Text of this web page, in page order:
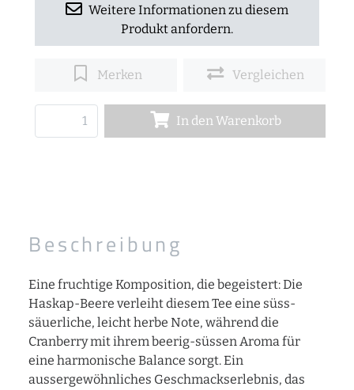
Weitere Informationen zu diesem
Produkt anfordern.
Merken Vergleichen
In den Warenkorb
Beschreibung
Eine fruchtige Komposition, die begeistert: Die
Haskap-Beere verleiht diesem Tee eine süss-
säuerliche, leicht herbe Note, während die
Cranberry mit ihrem beerig-süssen Aroma für
eine harmonische Balance sorgt. Ein
aussergewöhnliches Geschmackserlebnis, das